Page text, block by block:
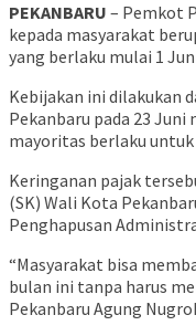
PEKANBARU – Pemkot
kepada masyarakat
yang berlaku mulai 1
Kebijakan ini dilakukan
Pekanbaru pada 23
mayoritas berlaku
Keringanan pajak
(SK) Wali Kota
Penghapusan
“Masyarakat bisa
bulan ini tanpa harus
Pekanbaru Agung